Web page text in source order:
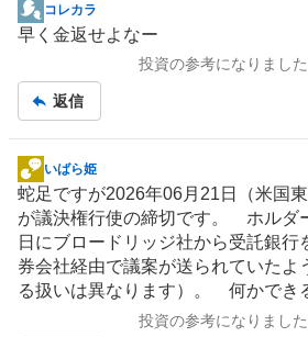
掲
示
事
コレカラ
早く金返せよなー
投資の参考になりました
返信
掲
示
板
記
事
いばら姫
蛇足ですが2026年06月21日（米国
が議決権行使の締切です。 ホルダ
日にブロードリッジ社から受託銀行
券会社経由で議案が送られていたよ
る扱いは異なります）。 何かでき
投資の参考になりました